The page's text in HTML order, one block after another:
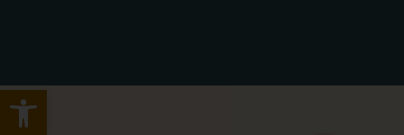
Open toolbar